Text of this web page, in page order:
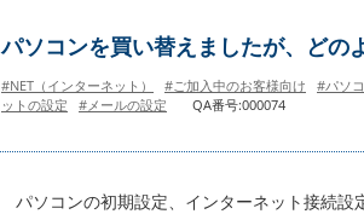
パソコンを買い替えましたが、どの
#NET（インターネット） #ご加入中のお客様向け #パソ
ットの設定
#メールの設定 QA番号:000074
パソコンの初期設定、インターネット接続設